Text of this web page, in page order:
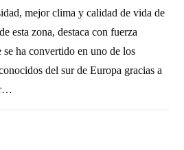
mejor clima y calidad de vida de
esta zona, destaca con fuerza
ha convertido en uno de los
del sur de Europa gracias a